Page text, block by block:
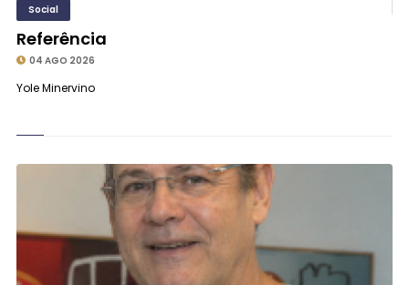
Social
Referência
04 AGO 2026
Yole Minervino